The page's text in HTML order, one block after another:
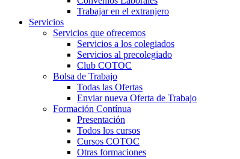
Trabajar en el extranjero
Servicios
Servicios que ofrecemos
Servicios a los colegiados
Servicios al precolegiado
Club COTOC
Bolsa de Trabajo
Todas las Ofertas
Enviar nueva Oferta de Trabajo
Formación Contínua
Presentación
Todos los cursos
Cursos COTOC
Otras formaciones